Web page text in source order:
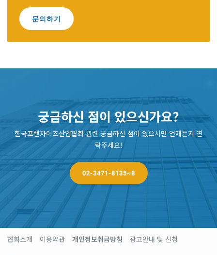
문의하기
궁금하신 점이 있으신가요?
한국프랜차이즈산업협회 관련 궁금하신 점이 있으시면 언제든지 연
락주세요!
02-3471-8135~8
협회소개 이용약관 개인정보취급방침 광고안내 및 신청